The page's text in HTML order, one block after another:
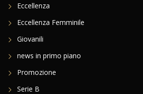
Eccellenza
Eccellenza Femminile
Giovanili
news in primo piano
Promozione
Serie B